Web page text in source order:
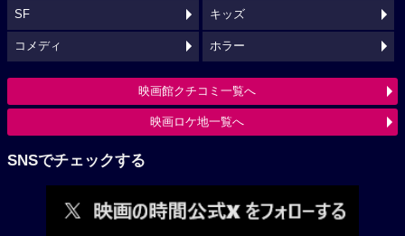
SF キッズ
コメディ ホラー
映画館クチコミ一覧へ
映画ロケ地一覧へ
SNSでチェックする